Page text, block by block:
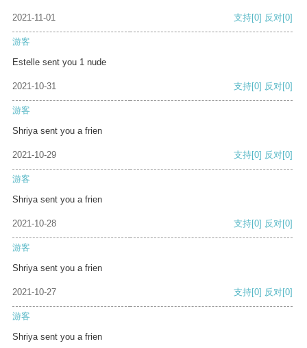
2021-11-01 支持[0] 反对[0]
游客
Estelle sent you 1 nude
2021-10-31 支持[0] 反对[0]
游客
Shriya sent you a frien
2021-10-29 支持[0] 反对[0]
游客
Shriya sent you a frien
2021-10-28 支持[0] 反对[0]
游客
Shriya sent you a frien
2021-10-27 支持[0] 反对[0]
游客
Shriya sent you a frien